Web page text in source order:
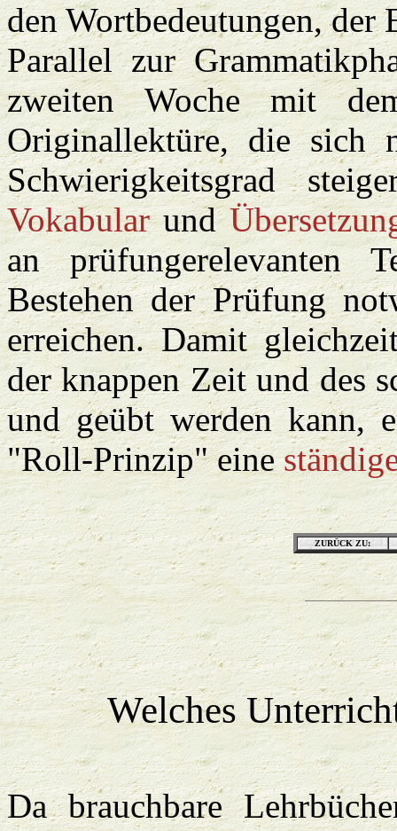
den Wortbedeutungen,
Parallel zur
zweiten Woche mit
Originallektüre, die sich
Schwierigkeitsgrad
Vokabularund
an prüfungerelevanten
Bestehen der Prüfung
erreichen. Damit
der knappen Zeit und des
und geübt werden kann,
"Roll-Prinzip" eine
ZURÜCK ZU:
Welches
Da brauchbare